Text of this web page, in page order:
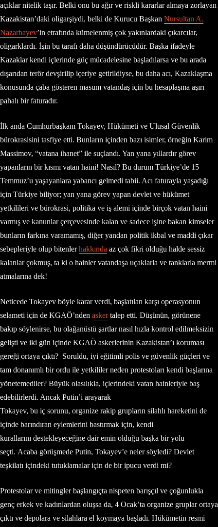
açıklar nitelik taşır. Belki onu bu ağır ve riskli kararlar almaya zorlayan
Kazakistan’daki oligarşiydi, belki de Kurucu Başkan Nursultan A.
Nazarbayev’in etrafında kümelenmiş çok yakınlardaki çıkarcılar,
oligarklardı. İşin bu tarafı daha düşündürücüdür. Başka ifadeyle
Kazaklar kendi içlerinde güç mücadelesine başladılarsa ve bu arada
dışarıdan terör devşirilip içeriye getirildiyse, bu daha acı, Kazaklaşma
konusunda çaba gösteren masum vatandaş için bu hesaplaşma aşırı
pahalı bir faturadır.
İlk anda Cumhurbaşkanı Tokayev, Hükümeti ve Ulusal Güvenlik
bürokrasisini tasfiye etti. Bunların içinden bazı isimler, örneğin Karim
Massimov, “vatana ihanet” ile suçlandı. Yan yana yıllardır görev
yapanların bir kısmı vatan haini! Nasıl? Bu durum Türkiye’de 15
Temmuz’u yaşayanlara yabancı gelmedi tabii. Acı faturayla yaşadığı
için Türkiye biliyor; yan yana görev yapan devlet ve hükümet
yetkilileri ve bürokrasi, politika ve iş alemi içinde birçok vatan haini
varmış ve kanunlar çerçevesinde kalan ve sadece işine bakan kimseler
bunların farkına varamamış, diğer yandan politik ikbal ve maddi çıkar
sebepleriyle olup bitenlerhakkında az çok fikri olduğu halde sessiz
kalanlar çokmuş, ta ki o hainler vatandaşa uçaklarla ve tanklarla mermi
atmalarına dek!
Neticede Tokayev böyle karar verdi, başlatılan karşı operasyonun
selameti için de KGAÖ’nden askertalep etti. Düşünün, görünene
bakıp söylenirse, bu olağanüstü şartlar nasıl hızla kontrol edilmeksizin
gelişti ve iki gün içinde KGAÖ askerlerinin Kazakistan’ı koruması
gereği ortaya çıktı? Soruldu, iyi eğitimli polis ve güvenlik güçleri ve
tam donanımlı bir ordu ile yetkililer neden protestoları kendi başlarına
yönetemediler? Büyük olasılıkla, içlerindeki vatan hainleriyle baş
edebilirlerdi. Ancak Putin’i arayarak
Tokayev, bu iç sorunu, organize rakip grupların silahlı hareketini de
içinde barındıran eylemlerini bastırmak için, kendi
kurallarını destekleyeceğine dair emin olduğu başka bir yolu
seçti. Acaba görüşmede Putin, Tokayev’e neler söyledi? Devlet
teşkilatı içindeki tutuklamalar için de bir ipucu verdi mi?
Protestolar ve mitingler başlangıçta nispeten barışçıl ve çoğunlukla
genç erkek ve kadınlardan oluşsa da, 4 Ocak’ta organize gruplar ortaya
çıktı ve depolara ve silahlara el koymaya başladı. Hükümetin resmi